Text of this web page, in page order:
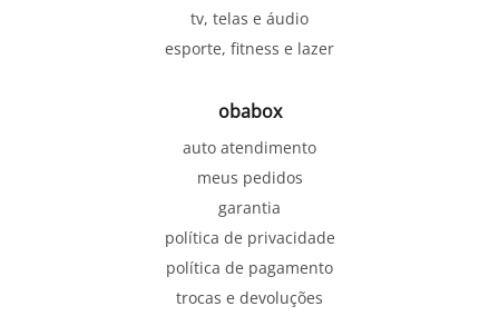
tv, telas e áudio
esporte, fitness e lazer
obabox
auto atendimento
meus pedidos
garantia
política de privacidade
política de pagamento
trocas e devoluções